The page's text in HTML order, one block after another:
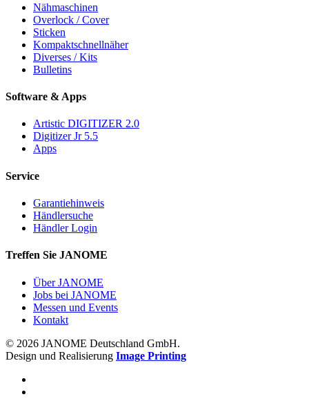
Nähmaschinen
Overlock / Cover
Sticken
Kompaktschnellnäher
Diverses / Kits
Bulletins
Software & Apps
Artistic DIGITIZER 2.0
Digitizer Jr 5.5
Apps
Service
Garantiehinweis
Händlersuche
Händler Login
Treffen Sie JANOME
Über JANOME
Jobs bei JANOME
Messen und Events
Kontakt
© 2026 JANOME Deutschland GmbH.
Design und Realisierung Image Printing